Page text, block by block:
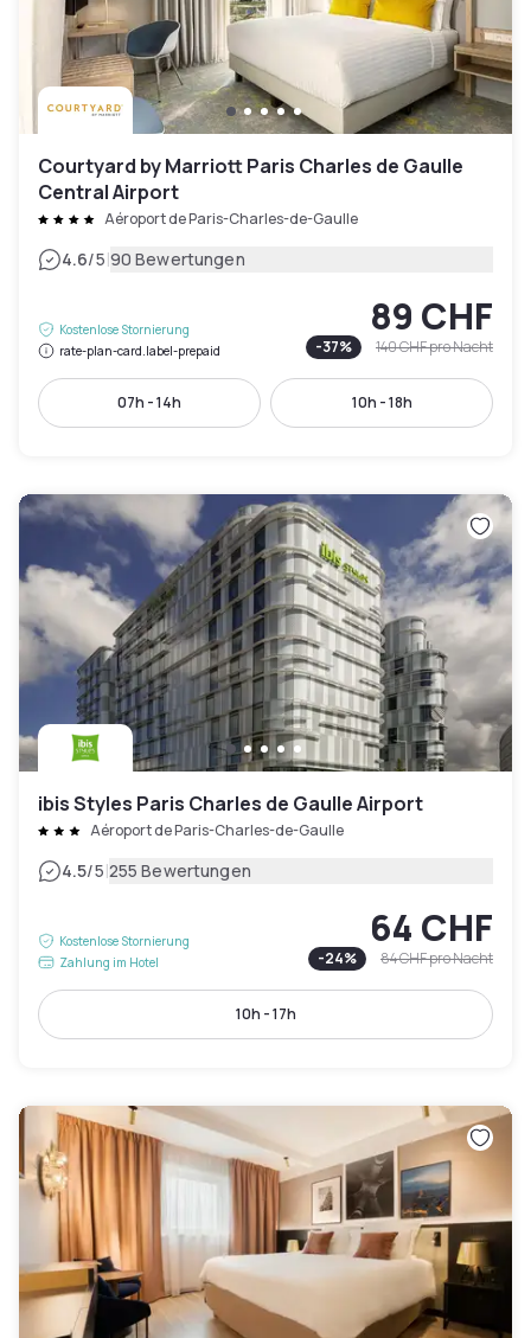
Courtyard by Marriott Paris Charles de Gaulle
Central Airport
Aéroport de Paris-Charles-de-Gaulle
4.6/5|90 Bewertungen
Kostenlose Stornierung
rate-plan-card.label-prepaid
89 CHF
-37% 140 CHFpro Nacht
07h - 14h 10h - 18h
ibis Styles Paris Charles de Gaulle Airport
Aéroport de Paris-Charles-de-Gaulle
4.5/5|255 Bewertungen
Kostenlose Stornierung
Zahlung im Hotel
64 CHF
-24% 84 CHFpro Nacht
10h - 17h